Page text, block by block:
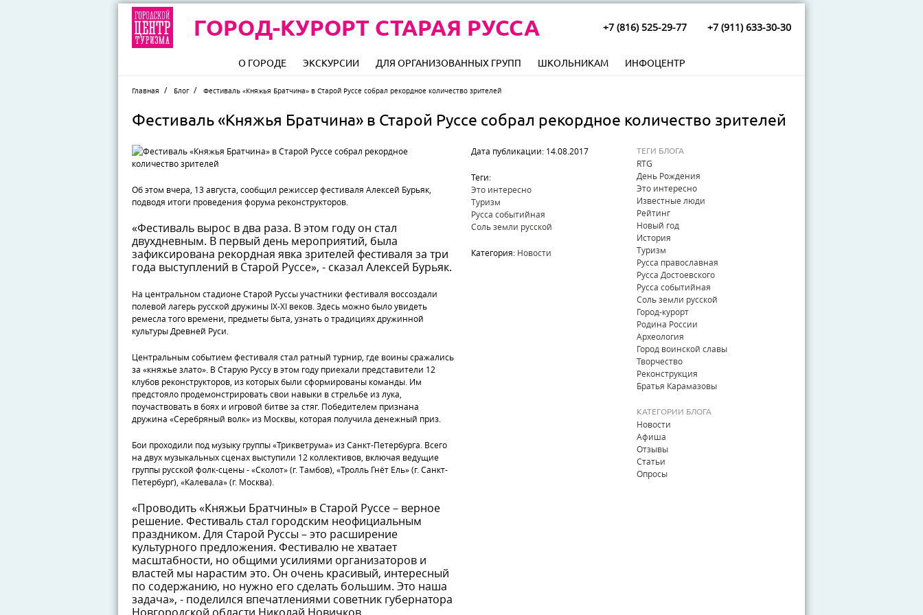
ГОРОД-КУРОРТ СТАРАЯ РУССА +7 (816) 525-29-77 +7 (911) 633-30-30
О ГОРОДЕ ЭКСКУРСИИ ДЛЯ ОРГАНИЗОВАННЫХ ГРУПП ШКОЛЬНИКАМ ИНФОЦЕНТР
Главная Блог Фестиваль «Княжья Братчина» в Старой Руссе собрал рекордное количество зрителей
Фестиваль «Княжья Братчина» в Старой Руссе собрал рекордное количество зрителей
Об этом вчера, 13 августа, сообщил режиссер фестиваля Алексей Бурьяк,
подводя итоги проведения форума реконструкторов.
«Фестиваль вырос в два раза. В этом году он стал
двухдневным. В первый день мероприятий, была
зафиксирована рекордная явка зрителей фестиваля за три
года выступлений в Старой Руссе», - сказал Алексей Бурьяк.
На центральном стадионе Старой Руссы участники фестиваля воссоздали
полевой лагерь русской дружины IX-XI веков. Здесь можно было увидеть
ремесла того времени, предметы быта, узнать о традициях дружинной
культуры Древней Руси.
Центральным событием фестиваля стал ратный турнир, где воины сражались
за «княжье злато». В Старую Руссу в этом году приехали представители 12
клубов реконструкторов, из которых были сформированы команды. Им
предстояло продемонстрировать свои навыки в стрельбе из лука,
поучаствовать в боях и игровой битве за стяг. Победителем признана
дружина «Серебряный волк» из Москвы, которая получила денежный приз.
Бои проходили под музыку группы «Трикветрума» из Санкт-Петербурга. Всего
на двух музыкальных сценах выступили 12 коллективов, включая ведущие
группы русской фолк-сцены - «Сколот» (г. Тамбов), «Тролль Гнёт Ель» (г. Санкт-
Петербург), «Калевала» (г. Москва).
«Проводить «Княжьи Братчины» в Старой Руссе – верное
решение. Фестиваль стал городским неофициальным
праздником. Для Старой Руссы – это расширение
культурного предложения. Фестивалю не хватает
масштабности, но общими усилиями организаторов и
властей мы нарастим это. Он очень красивый, интересный
по содержанию, но нужно его сделать большим. Это наша
задача», - поделился впечатлениями советник губернатора
Дата публикации: 14.08.2017
Теги:
Это интересно
Туризм
Русса событийная
Соль земли русской
Категория: Новости
ТЕГИ БЛОГА
RTG
День Рождения
Это интересно
Известные люди
Рейтинг
Новый год
История
Туризм
Русса православная
Русса Достоевского
Русса событийная
Соль земли русской
Город-курорт
Родина России
Археология
Город воинской славы
Творчество
Реконструкция
Братья Карамазовы
КАТЕГОРИИ БЛОГА
Новости
Афиша
Отзывы
Статьи
Опросы